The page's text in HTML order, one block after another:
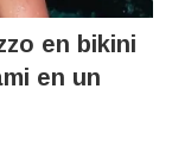
en bikini
en un